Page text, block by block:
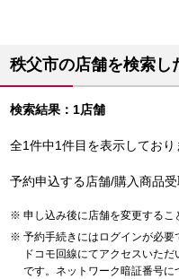
秩父市の店舗を検索し
検索結果：1店舗
全1件中1件目を表示してお
予約申込する店舗/購入商品
申し込み後に店舗を変更するこ
予約手続きにはログインが必要
ドコモ回線にてアクセスいた
です。ネットワーク暗証番号に